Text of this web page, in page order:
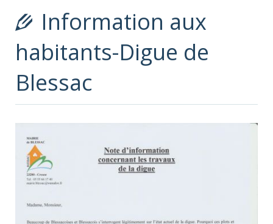
Information aux
habitants-Digue de
Blessac